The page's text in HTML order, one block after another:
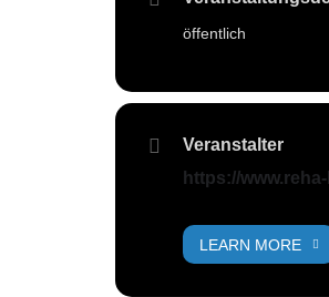
öffentlich
Veranstalter
https://
LEARN MORE